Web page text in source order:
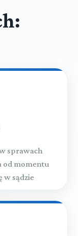
sprawach
od momentu
w sądzie